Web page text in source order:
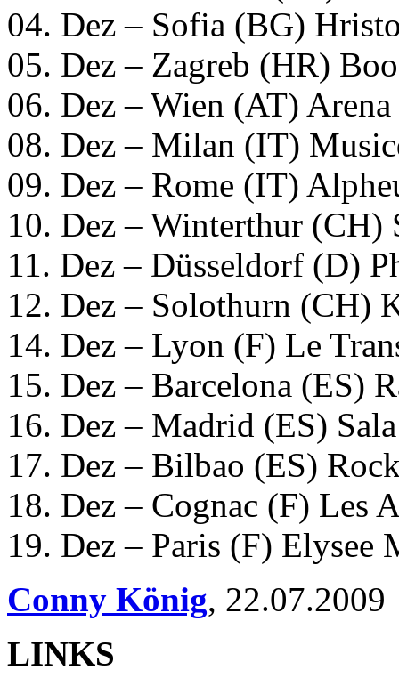
04. Dez – Sofia (BG)
05. Dez – Zagreb (HR)
06. Dez – Wien (AT) Arena
08. Dez – Milan (IT)
09. Dez – Rome (IT)
10. Dez – Winterthur (CH)
11. Dez – Düsseldorf (D)
12. Dez – Solothurn (CH)
14. Dez – Lyon (F) Le
15. Dez – Barcelona (ES)
16. Dez – Madrid (ES)
17. Dez – Bilbao (ES)
18. Dez – Cognac (F) Les
19. Dez – Paris (F) Elysee
Conny König, 22.07.2009
LINKS